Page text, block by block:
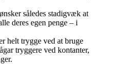
således stadigvæk at
deres egen penge – i
helt trygge ved at bruge
tryggere ved kontanter,